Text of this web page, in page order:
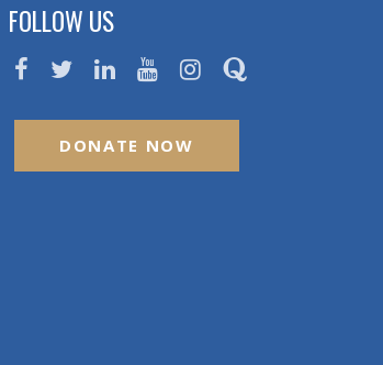
FOLLOW US
DONATE NOW